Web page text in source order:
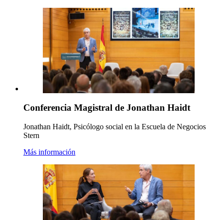
Conferencia Magistral de Jonathan Haidt
Jonathan Haidt, Psicólogo social en la Escuela de Negocios
Stern
Más información